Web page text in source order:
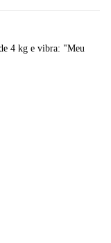
4 kg e vibra: "Meu